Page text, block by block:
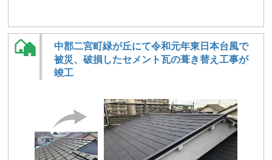
中郡二宮町緑が丘にて令和元年東日本台風で
被災、破損したセメント瓦の葺き替え工事が
竣工